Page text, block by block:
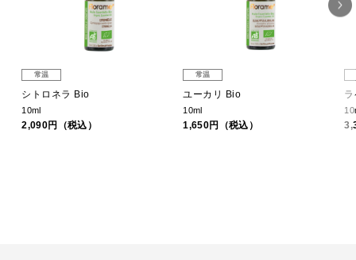
常温
シトロネラ Bio
10ml
2,090円（税込）
常温
ユーカリ Bio
10ml
1,650円（税込）